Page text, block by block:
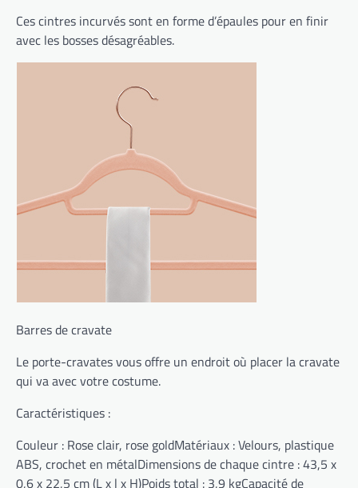
Ces cintres incurvés sont en forme d’épaules pour en finir
avec les bosses désagréables.
Barres de cravate
Le porte-cravates vous offre un endroit où placer la cravate
qui va avec votre costume.
Caractéristiques :
Couleur : Rose clair, rose goldMatériaux : Velours, plastique
ABS, crochet en métalDimensions de chaque cintre : 43,5 x
0,6 x 22,5 cm (L x l x H)Poids total : 3,9 kgCapacité de